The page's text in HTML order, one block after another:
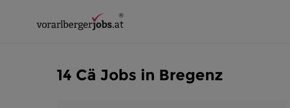
14 Cä Jobs in Bregenz